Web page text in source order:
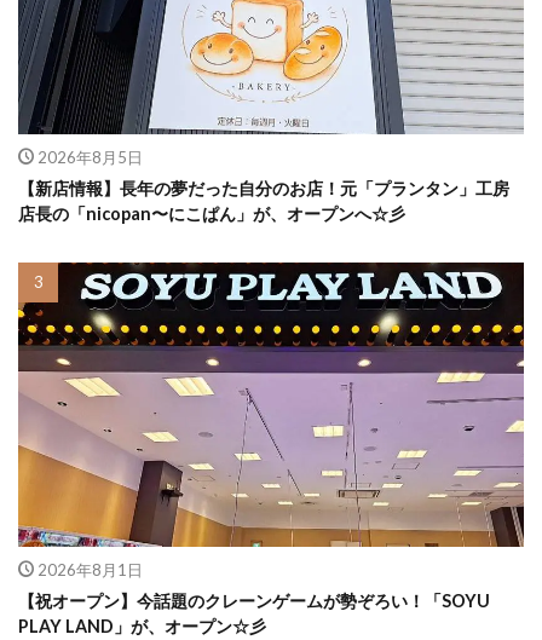
2026年8月5日
【新店情報】長年の夢だった自分のお店！元「プランタン」工房
店長の「nicopan〜にこぱん」が、オープンへ☆彡
2026年8月1日
【祝オープン】今話題のクレーンゲームが勢ぞろい！「SOYU
PLAY LAND」が、オープン☆彡